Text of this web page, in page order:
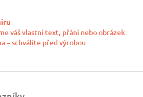
u
váš vlastní text, přání nebo obrázek.
– schválíte před výrobou.